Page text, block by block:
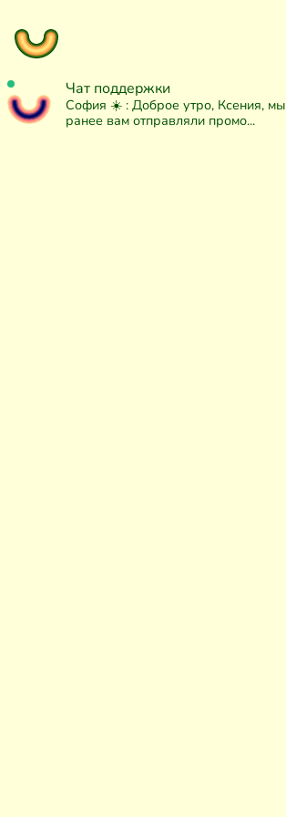
Чат поддержки
София ☀️ : Доброе утро, Ксения, мы
ранее вам отправляли промо...